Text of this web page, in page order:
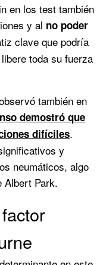
en los test también
y al no poder
clave que podría
toda su fuerza
también en
demostró que
difíciles.
y
neumáticos, algo
Albert Park.